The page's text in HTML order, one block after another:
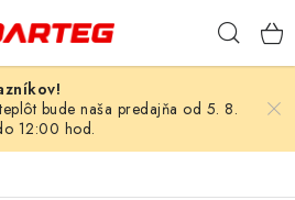
bude naša predajňa od 5. 8.
12:00 hod.